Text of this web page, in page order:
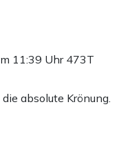
11:39 Uhr 473T
absolute Krönung.